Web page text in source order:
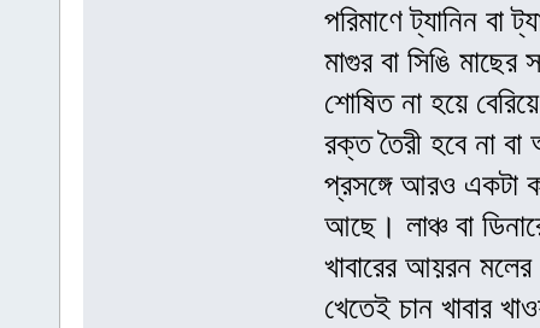
পরিমাণে ট্যানিন
মাগুর বা সিঙি
শোষিত না হয়ে
রক্ত তৈরী হবে না বা
প্রসঙ্গে আরও একটা
আছে। লাঞ্চ বা
খাবারের আয়রন মলের
খেতেই চান খাবার